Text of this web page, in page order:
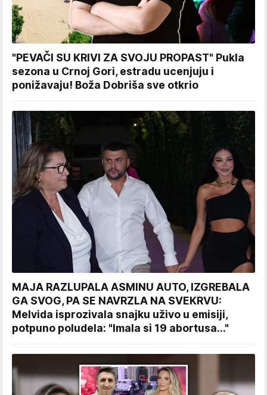
"PEVAČI SU KRIVI ZA SVOJU PROPAST" Pukla
sezona u Crnoj Gori, estradu ucenjuju i
ponižavaju! Boža Dobriša sve otkrio
MAJA RAZLUPALA ASMINU AUTO, IZGREBALA
GA SVOG, PA SE NAVRZLA NA SVEKRVU:
Melvida isprozivala snajku uživo u emisiji,
potpuno poludela: "Imala si 19 abortusa..."